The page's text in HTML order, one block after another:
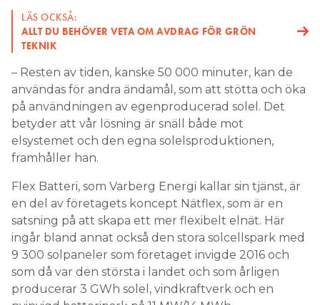
LÄS OCKSÅ:
ALLT DU BEHÖVER VETA OM AVDRAG FÖR GRÖN
TEKNIK
– Resten av tiden, kanske 50 000 minuter, kan de
användas för andra ändamål, som att stötta och öka
på användningen av egenproducerad solel. Det
betyder att vår lösning är snäll både mot
elsystemet och den egna solelsproduktionen,
framhåller han.
Flex Batteri, som Varberg Energi kallar sin tjänst, är
en del av företagets koncept Nätflex, som är en
satsning på att skapa ett mer flexibelt elnät. Här
ingår bland annat också den stora solcellspark med
9 300 solpaneler som företaget invigde 2016 och
som då var den största i landet och som årligen
producerar 3 GWh solel, vindkraftverk och en